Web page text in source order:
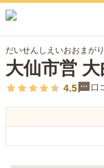
だいせんしえいおおまが
大仙市営 大
4.5 口